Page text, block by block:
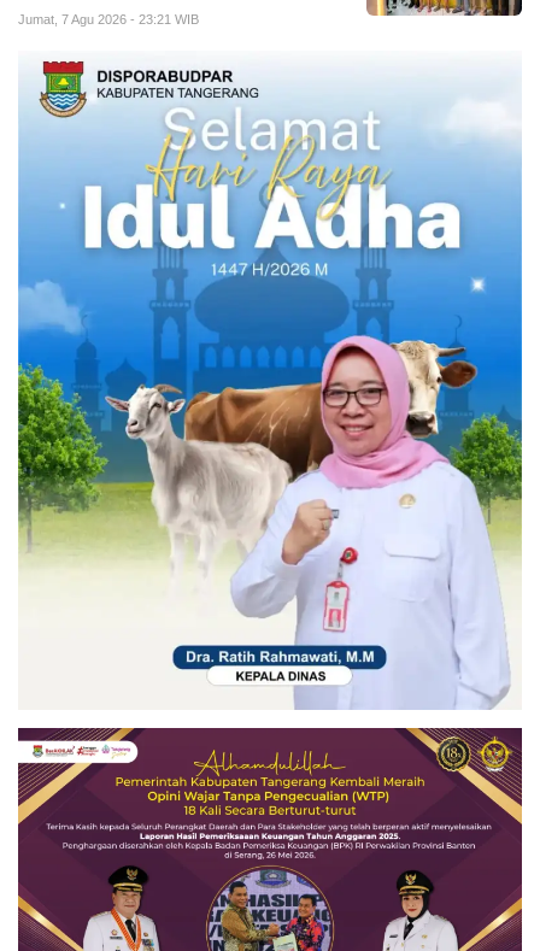
Jumat, 7 Agu 2026 - 23:21 WIB